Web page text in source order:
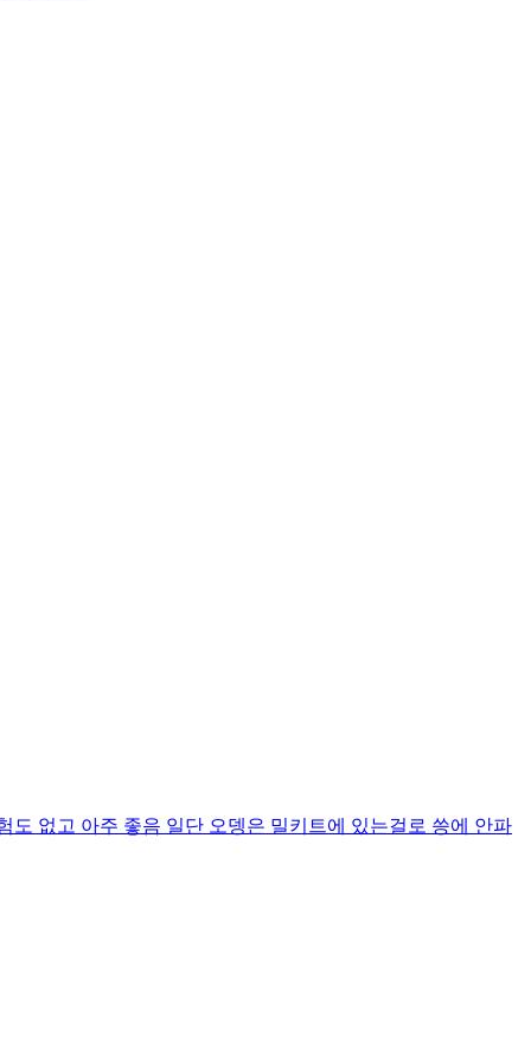
없고 아주 좋음 일단 오뎅은 밀키트에 있는걸로 씅에 안파